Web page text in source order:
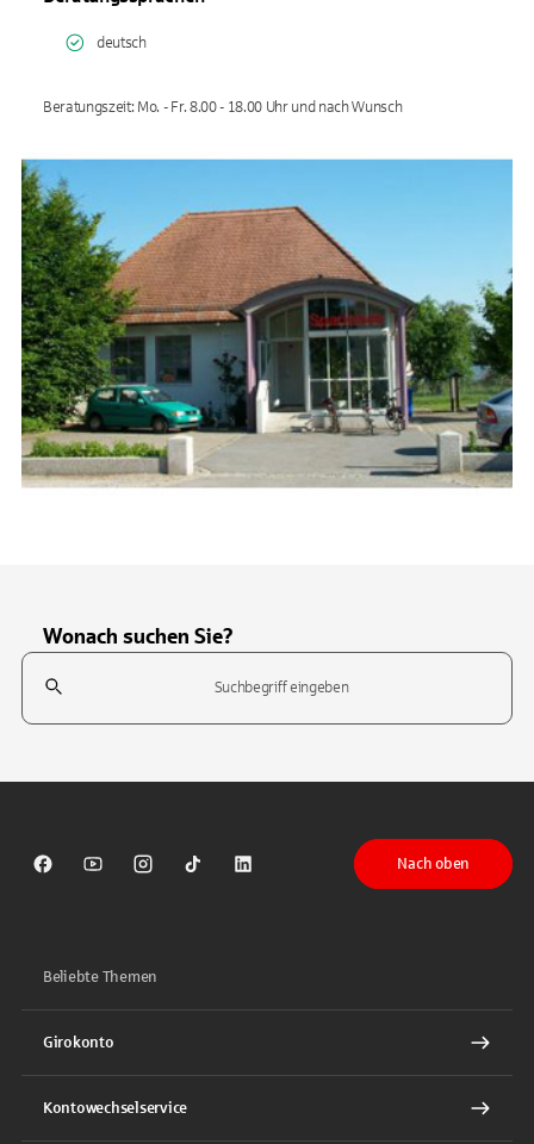
deutsch
Beratungszeit: Mo. - Fr. 8.00 - 18.00 Uhr und nach Wunsch
Wonach suchen Sie?
Suchfeld
Sparkasse auf Facebook
Sparkasse auf Youtube
Sparkasse auf Instagram
Sparkasse auf TikTok
Sparkasse auf LinkedIn
Nach oben
Beliebte Themen
Girokonto
Kontowechselservice